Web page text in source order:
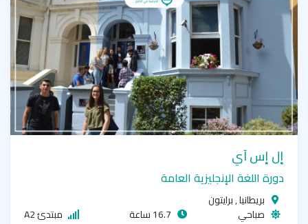
إل إس آي
دورة اللغة الإنجليزية العامة
بريطانيا , برايتون
صباحي
مبتدئ A2